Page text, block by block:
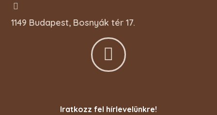
1149 Budapest, Bosnyák tér 17.
Iratkozz fel hírlevelünkre!